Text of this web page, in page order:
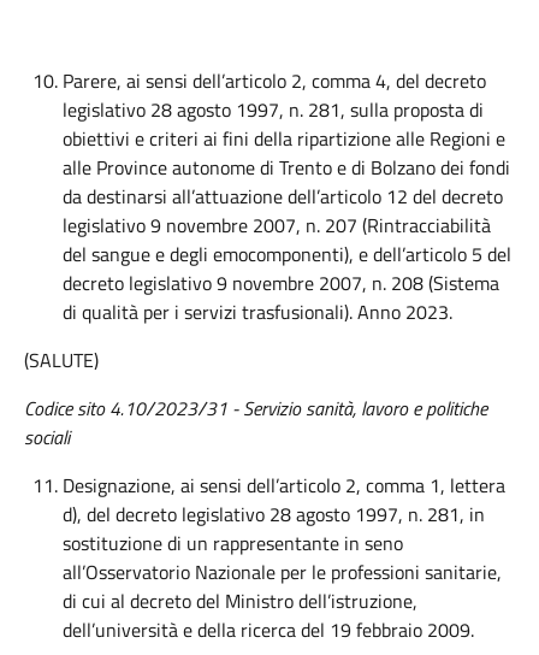
Parere, ai sensi dell’articolo 2, comma 4, del decreto
legislativo 28 agosto 1997, n. 281, sulla proposta di
obiettivi e criteri ai fini della ripartizione alle Regioni e
alle Province autonome di Trento e di Bolzano dei fondi
da destinarsi all’attuazione dell’articolo 12 del decreto
legislativo 9 novembre 2007, n. 207 (Rintracciabilità
del sangue e degli emocomponenti), e dell’articolo 5 del
decreto legislativo 9 novembre 2007, n. 208 (Sistema
di qualità per i servizi trasfusionali). Anno 2023.
(SALUTE)
Codice sito 4.10/2023/31 - Servizio sanità, lavoro e politiche
sociali
Designazione, ai sensi dell’articolo 2, comma 1, lettera
d), del decreto legislativo 28 agosto 1997, n. 281, in
sostituzione di un rappresentante in seno
all’Osservatorio Nazionale per le professioni sanitarie,
di cui al decreto del Ministro dell’istruzione,
dell’università e della ricerca del 19 febbraio 2009.